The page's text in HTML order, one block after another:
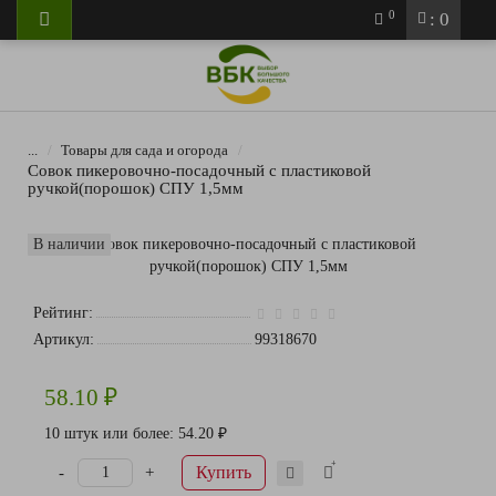
: 0
0
... Товары для сада и огорода
Совок пикеровочно-посадочный с пластиковой
ручкой(порошок) СПУ 1,5мм
В наличии
Рейтинг:
Артикул:
99318670
58.10 ₽
10 штук или более: 54.20 ₽
+
- Купить